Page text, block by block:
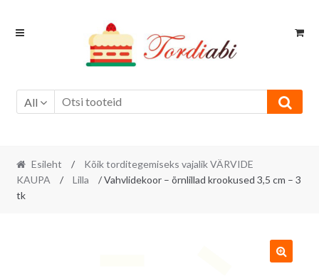
Skip
Skip
All
Esileht /
Kõik torditegemiseks vajalik VÄRVIDE
KAUPA
/ Lilla
/ Vahvlidekoor – õrnlillad krookused 3,5 cm – 3
tk